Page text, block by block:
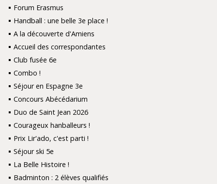
Forum Erasmus
Handball : une belle 3e place !
A la découverte d'Amiens
Accueil des correspondantes
Club fusée 6e
Combo !
Séjour en Espagne 3e
Concours Abécédarium
Duo de Saint Jean 2026
Courageux hanballeurs !
Prix Lir'ado, c'est parti !
Séjour ski 5e
La Belle Histoire !
Badminton : 2 élèves qualifiés